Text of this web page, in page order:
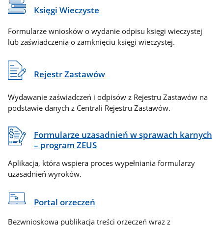
Księgi Wieczyste
Formularze wniosków o wydanie odpisu księgi wieczystej
lub zaświadczenia o zamknięciu księgi wieczystej.
Rejestr Zastawów
Wydawanie zaświadczeń i odpisów z Rejestru Zastawów na
podstawie danych z Centrali Rejestru Zastawów.
Formularze uzasadnień w sprawach karnych
– program ZEUS
Aplikacja, która wspiera proces wypełniania formularzy
uzasadnień wyroków.
Portal orzeczeń
Bezwnioskowa publikacja treści orzeczeń wraz z